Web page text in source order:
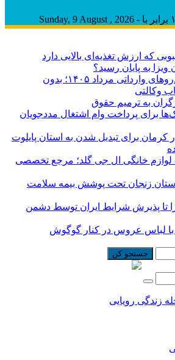
که ارزش تغذیه‌ای بالایی دارد
به پایان رسید؟
فروش فوری خودروهای وارداتی مرداد ۱۴۰۵؛ بدون
وکالتی
به ترمیم حقوق
برای پرداخت وام اشتغال مددجویان
کرمان برای تبدیل شدن به استان پایلوت
لوازم خانگی ال جی گلد؛ مرجع تخصصی
در استان زنجان تحت پوشش بیمه سلامت
را تا پذیرش شرایط ایران توسط دشمن
لباس عروس در کنار گوگوش
جستجو کن
زندگی رویایی